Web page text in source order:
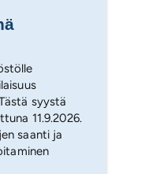
syystä
11.9.2026.
saanti ja